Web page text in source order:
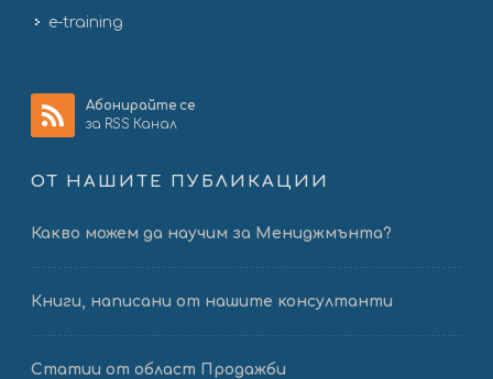
e-training
Абонирайте се
за RSS Канал
ОТ НАШИТЕ ПУБЛИКАЦИИ
Какво можем да научим за Мениджмънта?
Книги, написани от нашите консултанти
Статии от област Продажби